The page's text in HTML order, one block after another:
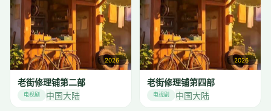
2026
老街修理铺第二部
电视剧 中国大陆
2026
老街修理铺第四部
电视剧 中国大陆